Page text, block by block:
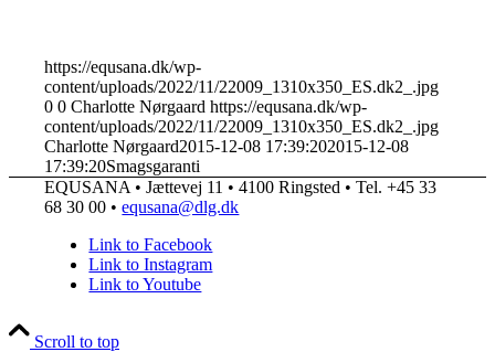
https://equsana.dk/wp-
content/uploads/2022/11/22009_1310x350_ES.dk2_.jpg
0 0 Charlotte Nørgaard https://equsana.dk/wp-
content/uploads/2022/11/22009_1310x350_ES.dk2_.jpg
Charlotte Nørgaard2015-12-08 17:39:202015-12-08
17:39:20Smagsgaranti
EQUSANA • Jættevej 11 • 4100 Ringsted • Tel. +45 33
68 30 00 •equsana@dlg.dk
Link to Facebook
Link to Instagram
Link to Youtube
Scroll to top